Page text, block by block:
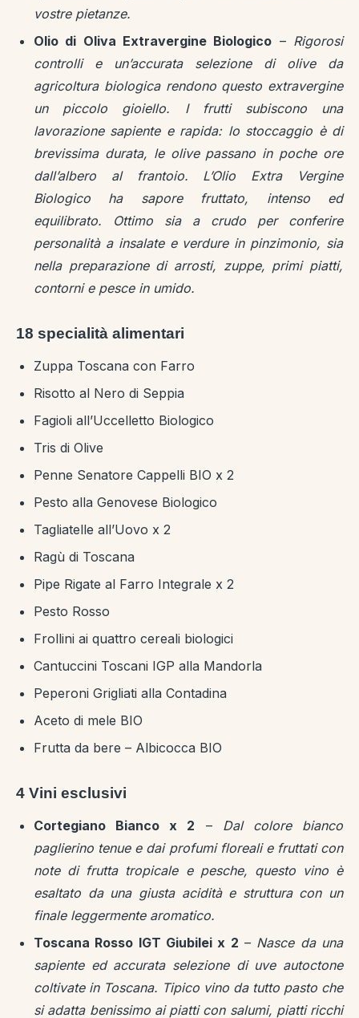
vostre pietanze.
Olio di Oliva Extravergine Biologico – Rigorosi
controlli e un’accurata selezione di olive da
agricoltura biologica rendono questo extravergine
un piccolo gioiello. I frutti subiscono una
lavorazione sapiente e rapida: lo stoccaggio è di
brevissima durata, le olive passano in poche ore
dall’albero al frantoio. L’Olio Extra Vergine
Biologico ha sapore fruttato, intenso ed
equilibrato. Ottimo sia a crudo per conferire
personalità a insalate e verdure in pinzimonio, sia
nella preparazione di arrosti, zuppe, primi piatti,
contorni e pesce in umido.
18 specialità alimentari
Zuppa Toscana con Farro
Risotto al Nero di Seppia
Fagioli all’Uccelletto Biologico
Tris di Olive
Penne Senatore Cappelli BIO x 2
Pesto alla Genovese Biologico
Tagliatelle all’Uovo x 2
Ragù di Toscana
Pipe Rigate al Farro Integrale x 2
Pesto Rosso
Frollini ai quattro cereali biologici
Cantuccini Toscani IGP alla Mandorla
Peperoni Grigliati alla Contadina
Aceto di mele BIO
Frutta da bere – Albicocca BIO
4 Vini esclusivi
Cortegiano Bianco x 2 – Dal colore bianco
paglierino tenue e dai profumi floreali e fruttati con
note di frutta tropicale e pesche, questo vino è
esaltato da una giusta acidità e struttura con un
finale leggermente aromatico.
Toscana Rosso IGT Giubilei x 2 – Nasce da una
sapiente ed accurata selezione di uve autoctone
coltivate in Toscana. Tipico vino da tutto pasto che
si adatta benissimo ai piatti con salumi, piatti ricchi